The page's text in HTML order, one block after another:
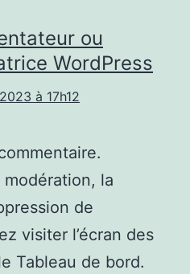
ou
WordPress
à 17h12
la
de
visiter l’écran des
Tableau de bord.